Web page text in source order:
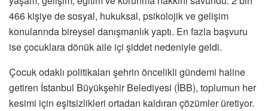
466 kişiye de sosyal, hukuksal, psikolojik ve gelişim
konularında bireysel danışmanlık yaptı. En fazla başvuru
ise çocuklara dönük aile içi şiddet nedeniyle geldi.
Çocuk odaklı politikaları şehrin öncelikli gündemi haline
getiren İstanbul Büyükşehir Belediyesi (İBB), toplumun her
kesimi için eşitsizlikleri ortadan kaldıran çözümler üretiyor.